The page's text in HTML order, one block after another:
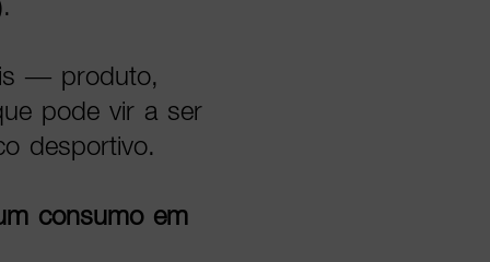
— produto,
pode vir a ser
desportivo.
consumo em